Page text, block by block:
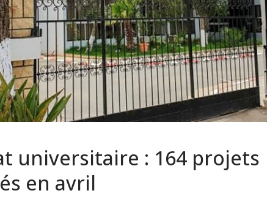
universitaire : 164 projets
en avril